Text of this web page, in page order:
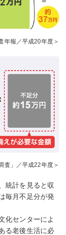
年報／平成20年度＞
査」／平成22年度＞
統計を見ると収
毎月不足分が発
化センターによ
る老後生活に必